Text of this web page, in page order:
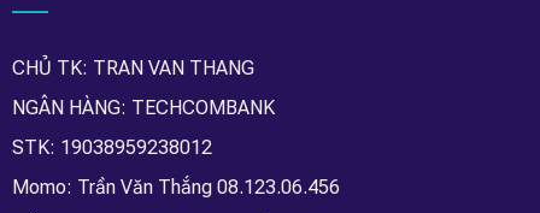
CHỦ TK: TRAN VAN THANG
NGÂN HÀNG: TECHCOMBANK
STK: 19038959238012
Momo: Trần Văn Thắng 08.123.06.456